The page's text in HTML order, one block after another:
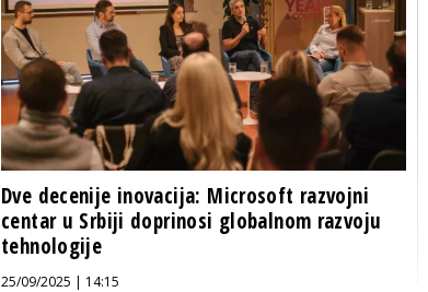
Dve decenije inovacija: Microsoft razvojni
centar u Srbiji doprinosi globalnom razvoju
tehnologije
25/09/2025 | 14:15